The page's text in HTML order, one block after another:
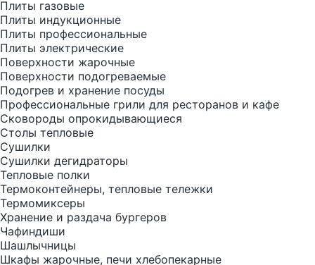
Плиты газовые
Плиты индукционные
Плиты профессиональные
Плиты электрические
Поверхности жарочные
Поверхности подогреваемые
Подогрев и хранение посуды
Профессиональные грили для ресторанов и кафе
Сковороды опрокидывающиеся
Столы тепловые
Сушилки
Сушилки дегидраторы
Тепловые полки
Термоконтейнеры, тепловые тележки
Термомиксеры
Хранение и раздача бургеров
Чафиндиши
Шашлычницы
Шкафы жарочные, печи хлебопекарные